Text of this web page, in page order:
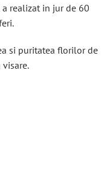
realizat in jur de 60
si puritatea florilor de